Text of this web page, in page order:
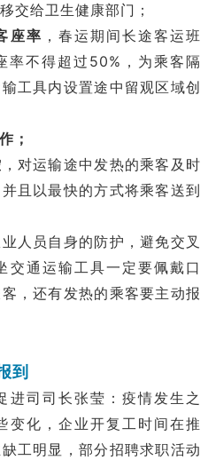
交给卫生健康部门；
座率 ，春运期间长途客运班
率不得超过50%，为乘客隔
工具内设置途中留观区域创
；
，对运输途中发热的乘客及时
且以最快的方式将乘客送到
人员自身的防护，避免交叉
交通运输工具一定要佩戴口
，还有发热的乘客要主动报
到
进司司长张莹：疫情发生之
变化，企业开复工时间在推
工明显，部分招聘求职活动